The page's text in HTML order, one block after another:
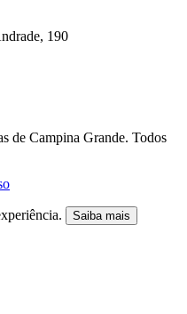
190
de Campina Grande. Todos
Saiba mais